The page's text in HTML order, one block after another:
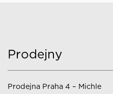
Prodejny
Prodejna Praha 4 – Michle